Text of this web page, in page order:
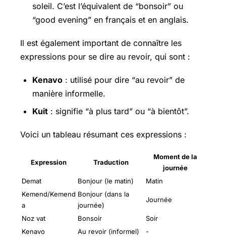
soleil. C’est l’équivalent de “bonsoir” ou
“good evening” en français et en anglais.
Il est également important de connaître les
expressions pour se dire au revoir, qui sont :
Kenavo : utilisé pour dire “au revoir” de
manière informelle.
Kuit : signifie “à plus tard” ou “à bientôt”.
Voici un tableau résumant ces expressions :
Expression Traduction
Moment de la
journée
Demat
Bonjour (le matin)
Matin
Kemend/Kemend
a
Bonjour (dans la
journée)
Journée
Noz vat Bonsoir
Soir
Kenavo
Au revoir (informel)
-